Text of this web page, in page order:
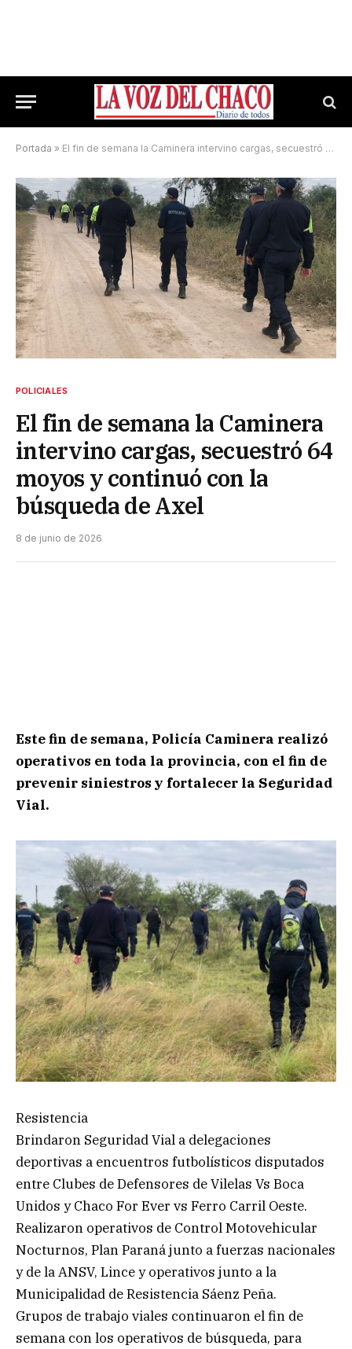
Portada » El fin de semana la Caminera intervino cargas, secuestró 64 moyos y continuó con la búsqueda de Axel
POLICIALES
El fin de semana la Caminera
intervino cargas, secuestró 64
moyos y continuó con la
búsqueda de Axel
8 de junio de 2026
Este fin de semana, Policía Caminera realizó
operativos en toda la provincia, con el fin de
prevenir siniestros y fortalecer la Seguridad
Vial.
Resistencia
Brindaron Seguridad Vial a delegaciones
deportivas a encuentros futbolísticos disputados
entre Clubes de Defensores de Vilelas Vs Boca
Unidos y Chaco For Ever vs Ferro Carril Oeste.
Realizaron operativos de Control Motovehicular
Nocturnos, Plan Paraná junto a fuerzas nacionales
y de la ANSV, Lince y operativos junto a la
Municipalidad de Resistencia Sáenz Peña.
Grupos de trabajo viales continuaron el fin de
semana con los operativos de búsqueda, para